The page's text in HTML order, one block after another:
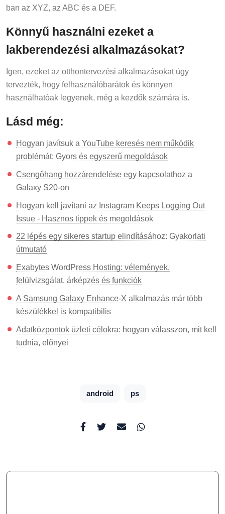
ban az XYZ, az ABC és a DEF.
Könnyű használni ezeket a
lakberendezési alkalmazásokat?
Igen, ezeket az otthontervezési alkalmazásokat úgy
tervezték, hogy felhasználóbarátok és könnyen
használhatóak legyenek, még a kezdők számára is.
Lásd még:
Hogyan javítsuk a YouTube keresés nem működik
problémát: Gyors és egyszerű megoldások
Csengőhang hozzárendelése egy kapcsolathoz a
Galaxy S20-on
Hogyan kell javítani az Instagram Keeps Logging Out
Issue - Hasznos tippek és megoldások
22 lépés egy sikeres startup elindításához: Gyakorlati
útmutató
Exabytes WordPress Hosting: vélemények,
felülvizsgálat, árképzés és funkciók
A Samsung Galaxy Enhance-X alkalmazás már több
készülékkel is kompatibilis
Adatközpontok üzleti célokra: hogyan válasszon, mit kell
tudnia, előnyei
android ps